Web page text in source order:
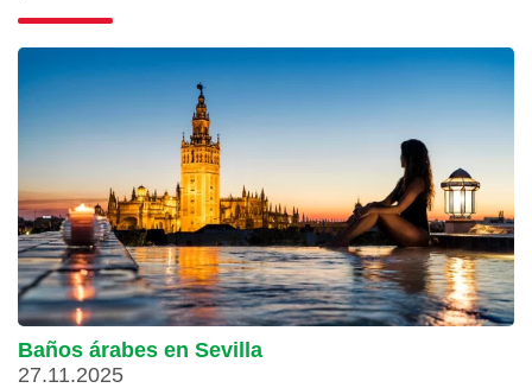
Baños árabes en Sevilla
27.11.2025